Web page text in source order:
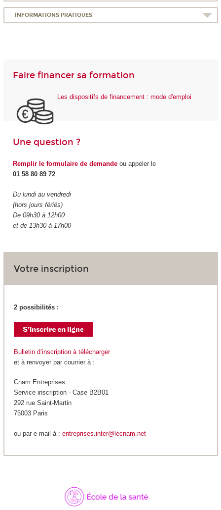
INFORMATIONS PRATIQUES
Faire financer sa formation
Les dispositifs de financement : mode d'emploi
Une question ?
Remplir le formulaire de demandeou appeler le
01 58 80 89 72
Du lundi au vendredi
(hors jours fériés)
De 09h30 à 12h00
et de 13h30 à 17h00
Votre inscription
2 possibilités :
Bulletin d’inscription à télécharger
et à renvoyer par courrier à :
Cnam Entreprises
Service inscription - Case B2B01
292 rue Saint-Martin
75003 Paris
ou par e-mail à : entreprises.inter@lecnam.net